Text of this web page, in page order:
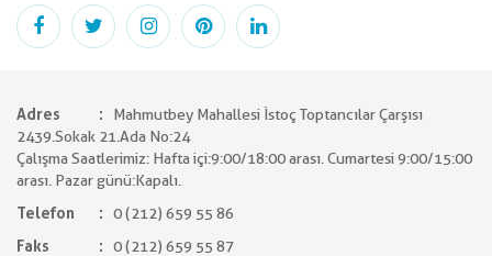
Adres
Mahmutbey Mahallesi İstoç Toptancılar Çarşısı
2439.Sokak 21.Ada No:24
Çalışma Saatlerimiz: Hafta içi:9:00/18:00 arası. Cumartesi 9:00/15:00
arası. Pazar günü:Kapalı.
Telefon
0 (212) 659 55 86
Faks
0 (212) 659 55 87